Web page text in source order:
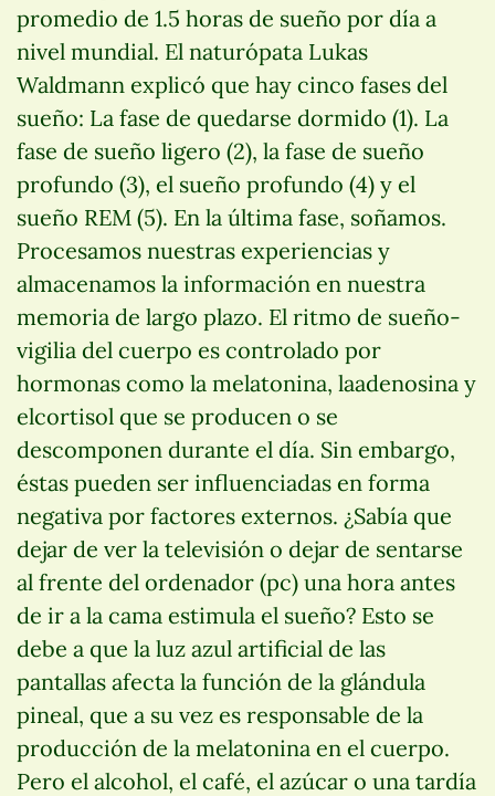
promedio de 1.5 horas de sueño por día a
nivel mundial. El naturópata Lukas
Waldmann explicó que hay cinco fases del
sueño: La fase de quedarse dormido (1). La
fase de sueño ligero (2), la fase de sueño
profundo (3), el sueño profundo (4) y el
sueño REM (5). En la última fase, soñamos.
Procesamos nuestras experiencias y
almacenamos la información en nuestra
memoria de largo plazo. El ritmo de sueño-
vigilia del cuerpo es controlado por
hormonas como la melatonina, laadenosina y
elcortisol que se producen o se
descomponen durante el día. Sin embargo,
éstas pueden ser influenciadas en forma
negativa por factores externos. ¿Sabía que
dejar de ver la televisión o dejar de sentarse
al frente del ordenador (pc) una hora antes
de ir a la cama estimula el sueño? Esto se
debe a que la luz azul artificial de las
pantallas afecta la función de la glándula
pineal, que a su vez es responsable de la
producción de la melatonina en el cuerpo.
Pero el alcohol, el café, el azúcar o una tardía